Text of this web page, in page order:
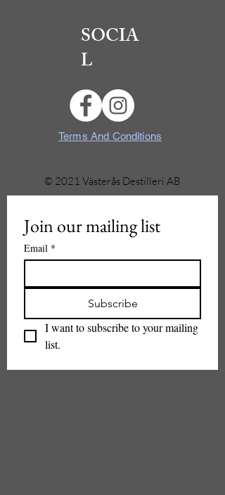
SOCIA
L
Terms And Conditions
© 2021 Västerås Destilleri AB
Join our mailing list
Email *
Subscribe
I want to subscribe to your mailing
list.